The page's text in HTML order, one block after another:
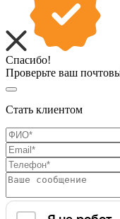
Спасибо!
Проверьте ваш
Стать клиентом